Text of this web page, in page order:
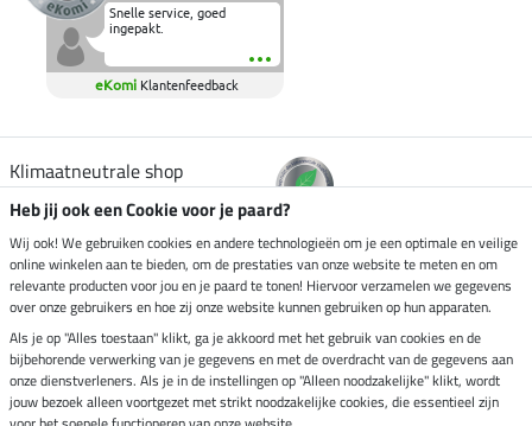
Snelle service, goed
ingepakt.
eKomi Klantenfeedback
Klimaatneutrale shop
Verzending per
Veilig betalen met
Heb jij ook een Cookie voor je paard?
Wij ook! We gebruiken cookies en andere technologieën om je een optimale en veilige
online winkelen aan te bieden, om de prestaties van onze website te meten en om
relevante producten voor jou en je paard te tonen! Hiervoor verzamelen we gegevens
over onze gebruikers en hoe zij onze website kunnen gebruiken op hun apparaten.
Als je op "Alles toestaan" klikt, ga je akkoord met het gebruik van cookies en de
bijbehorende verwerking van je gegevens en met de overdracht van de gegevens aan
onze dienstverleners. Als je in de instellingen op "Alleen noodzakelijke" klikt, wordt
jouw bezoek alleen voortgezet met strikt noodzakelijke cookies, die essentieel zijn